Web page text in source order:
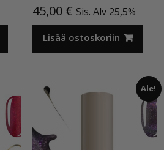
45,00 € Sis. Alv 25,5%
Lisää ostoskoriin
Ale!